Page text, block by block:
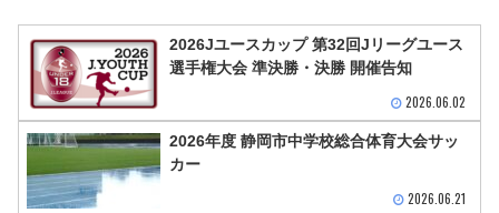
2026Jユースカップ 第32回Jリーグユース
選手権大会 準決勝・決勝 開催告知
2026.06.02
2026年度 静岡市中学校総合体育大会サッ
カー
2026.06.21